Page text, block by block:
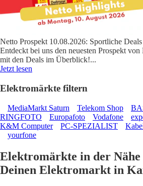
Netto Prospekt 10.08.2026: Sportliche
Entdeckt bei uns den neuesten Prospekt
mit den Deals im Überblick!...
Jetzt lesen
Elektromärkte filtern
MediaMarkt Saturn Telekom Shop
RINGFOTO
Europafoto Vodafone
K&M Computer
PC-SPEZIALIST
yourfone
Elektromärkte in der Nähe
Deinen Elektromarkt in